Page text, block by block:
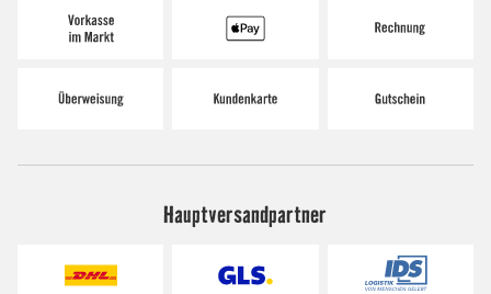
Hauptversandpartner